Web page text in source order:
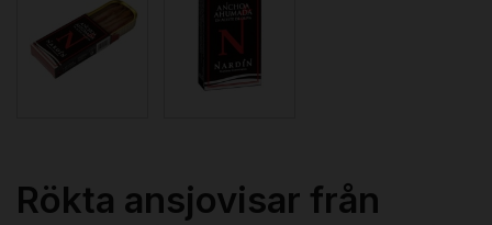
Rökta ansjovisar från